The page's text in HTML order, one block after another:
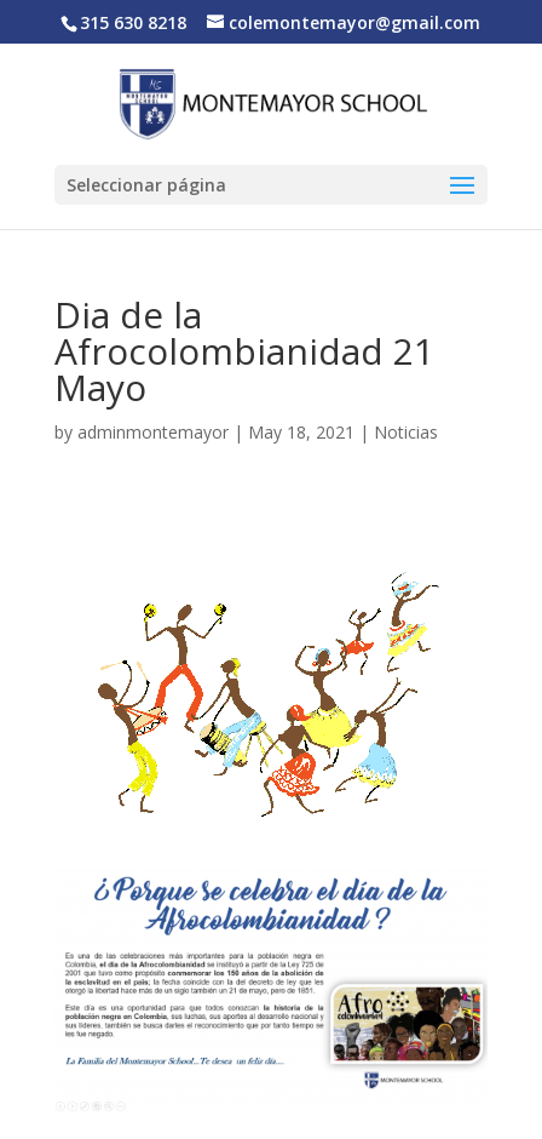
315 630 8218 colemontemayor@gmail.com
Seleccionar página
Dia de la
Afrocolombianidad 21
Mayo
by adminmontemayor| May 18, 2021 | Noticias